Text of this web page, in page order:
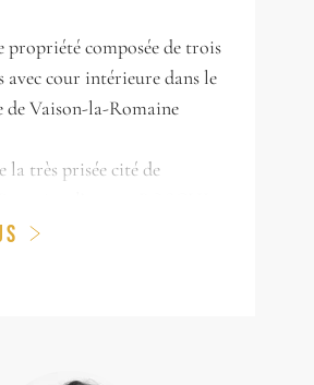
propriété composée de trois
cour intérieure dans le
de Vaison-la-Romaine
la très prisée cité de
vous propose de